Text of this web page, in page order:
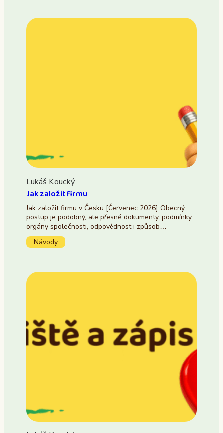
Lukáš Koucký
Jak založit firmu
Jak založit firmu v Česku [Červenec 2026] Obecný
postup je podobný, ale přesné dokumenty, podmínky,
orgány společnosti, odpovědnost i způsob…
Návody